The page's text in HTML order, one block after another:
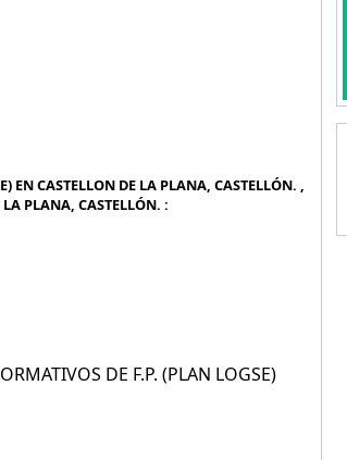
EN CASTELLON DE LA PLANA, CASTELLÓN. ,
LA PLANA, CASTELLÓN. :
DE F.P. (PLAN LOGSE)